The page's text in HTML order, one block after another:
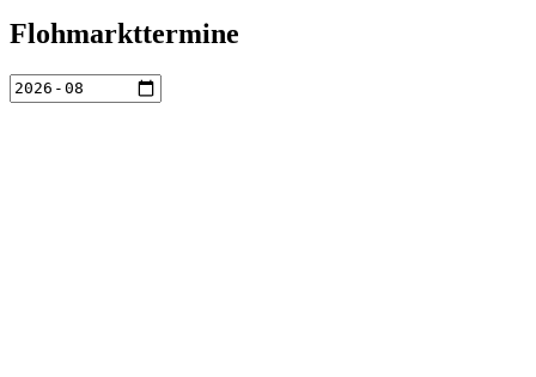
Flohmarkttermine